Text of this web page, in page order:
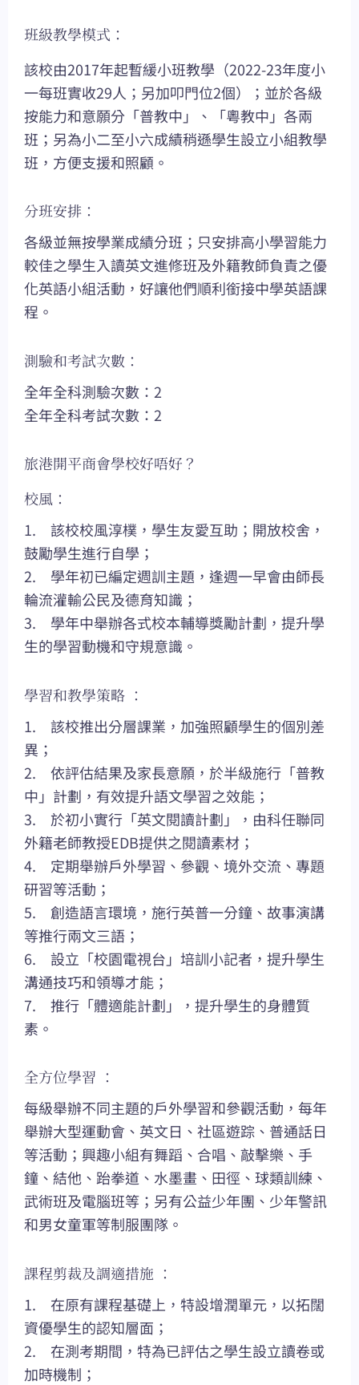
班級教學模式：
該校由2017年起暫緩小班教學（2022-23年度小
一每班實收29人；另加叩門位2個）；並於各級
按能力和意願分「普教中」、「粵教中」各兩
班；另為小二至小六成績稍遜學生設立小組教學
班，方便支援和照顧。
分班安排：
各級並無按學業成績分班；只安排高小學習能力
較佳之學生入讀英文進修班及外籍教師負責之優
化英語小組活動，好讓他們順利銜接中學英語課
程。
測驗和考試次數：
全年全科測驗次數：2
全年全科考試次數：2
旅港開平商會學校好唔好？
校風：
1. 該校校風淳樸，學生友愛互助；開放校舍，
鼓勵學生進行自學；
2. 學年初已編定週訓主題，逢週一早會由師長
輪流灌輸公民及德育知識；
3. 學年中舉辦各式校本輔導獎勵計劃，提升學
生的學習動機和守規意識。
學習和教學策略 ：
1. 該校推出分層課業，加強照顧學生的個別差
異；
2. 依評估結果及家長意願，於半級施行「普教
中」計劃，有效提升語文學習之效能；
3. 於初小實行「英文閱讀計劃」，由科任聯同
外籍老師教授EDB提供之閱讀素材；
4. 定期舉辦戶外學習、參觀、境外交流、專題
研習等活動；
5. 創造語言環境，施行英普一分鐘、故事演講
等推行兩文三語；
6. 設立「校園電視台」培訓小記者，提升學生
溝通技巧和領導才能；
7. 推行「體適能計劃」，提升學生的身體質
素。
全方位學習 ：
每級舉辦不同主題的戶外學習和參觀活動，每年
舉辦大型運動會、英文日、社區遊踪、普通話日
等活動；興趣小組有舞蹈、合唱、敲擊樂、手
鐘、結他、跆拳道、水墨畫、田徑、球類訓練、
武術班及電腦班等；另有公益少年團、少年警訊
和男女童軍等制服團隊。
課程剪裁及調適措施 ：
1. 在原有課程基礎上，特設增潤單元，以拓闊
資優學生的認知層面；
2. 在測考期間，特為已評估之學生設立讀卷或
加時機制；